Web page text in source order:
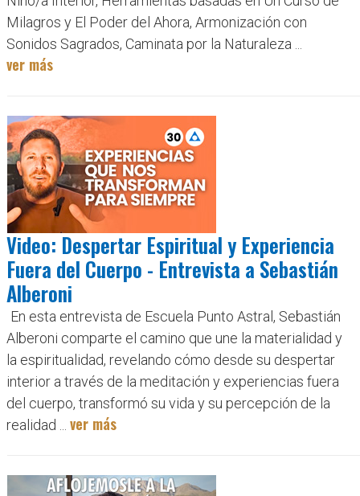
Milagros y El Poder del Ahora, Armonización con
Sonidos Sagrados, Caminata por la Naturaleza ...
ver más
Video: Despertar Espiritual y Experiencia
Fuera del Cuerpo - Entrevista a Sebastián
Alberoni
En esta entrevista de Escuela Punto Astral, Sebastián
Alberoni comparte el camino que une la materialidad y
la espiritualidad, revelando cómo desde su despertar
interior a través de la meditación y experiencias fuera
del cuerpo, transformó su vida y su percepción de la
realidad ... ver más